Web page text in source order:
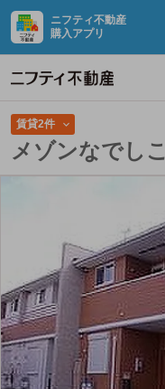
ニフティ不動産
購入アプリ
賃貸2件
メゾンなでしこ